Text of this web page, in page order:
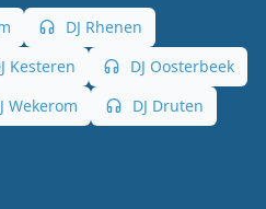
DJ Rhenen
Kesteren
DJ Oosterbeek
Wekerom
DJ Druten